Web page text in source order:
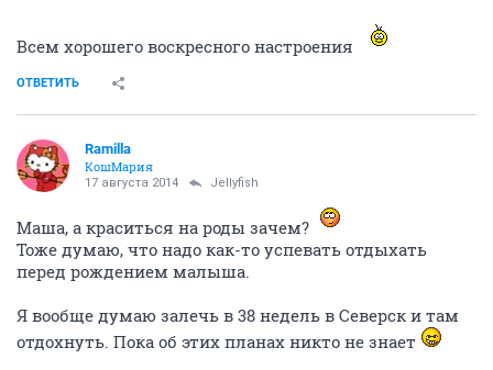
Всем хорошего воскресного настроения
ОТВЕТИТЬ
Ramilla
КошМария
17 августа 2014 Jellyfish
Маша, а краситься на роды зачем?
Тоже думаю, что надо как-то успевать отдыхать
перед рождением малыша.
Я вообще думаю залечь в 38 недель в Северск и там
отдохнуть. Пока об этих планах никто не знает